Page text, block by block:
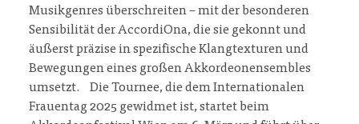
Musikgenres überschreiten – mit der besonderen
Sensibilität der AccordiOna, die sie gekonnt und
äußerst präzise in spezifische Klangtexturen und
Bewegungen eines großen Akkordeonensembles
umsetzt. Die Tournee, die dem Internationalen
Frauentag 2025 gewidmet ist, startet beim